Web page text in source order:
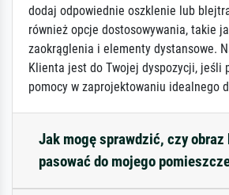
dodaj odpowiednie oszklenie lub
również opcje dostosowywania, takie
zaokrąglenia i elementy dystansowe.
Klienta jest do Twojej dyspozycji, jeśli
pomocy w zaprojektowaniu idealnego
Jak mogę sprawdzić, czy obraz
pasować do mojego